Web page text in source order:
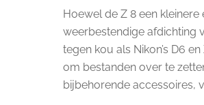
Hoewel de Z 8 een
weerbestendige afdichting
tegen kou als Nikon’s D6
om bestanden over te
bijbehorende accessoires,